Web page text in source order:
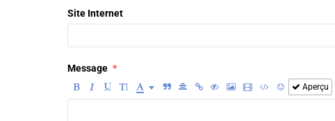
Site Internet
Message
Aperçu